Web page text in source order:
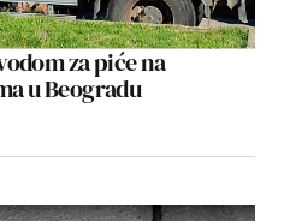
za piće na
u Beogradu